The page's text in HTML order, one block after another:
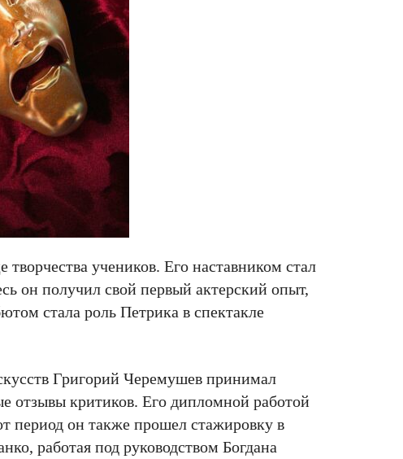
учеников. Его наставником стал
он получил свой первый актерский опыт,
стала роль Петрика в спектакле
Григорий Черемушев принимал
отзывы критиков. Его дипломной работой
период он также прошел стажировку в
работая под руководством Богдана